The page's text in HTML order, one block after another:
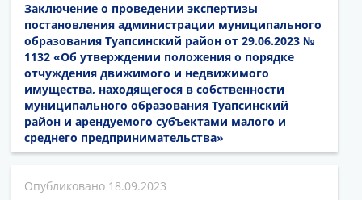
Заключение о проведении экспертизы
постановления администрации муниципального
образования Туапсинский район от 29.06.2023 №
1132 «Об утверждении положения о порядке
отчуждения движимого и недвижимого
имущества, находящегося в собственности
муниципального образования Туапсинский
район и арендуемого субъектами малого и
среднего предпринимательства»
18.09.2023